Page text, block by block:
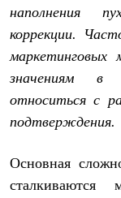
Брюки
Утепленная
Комбинезоны
Куртки
Брюки
Футболки
Толстовки
Куртки
Флисовая одежда
наполнения
коррекции.
маркетинговых
значениям в
относиться с
подтверждения.
Основная
сталкиваются